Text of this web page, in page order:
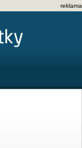
reklama